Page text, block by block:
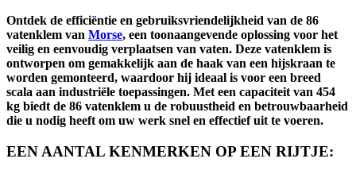
Ontdek de efficiëntie en gebruiksvriendelijkheid van de 86
vatenklem van Morse, een toonaangevende oplossing voor het
veilig en eenvoudig verplaatsen van vaten. Deze vatenklem is
ontworpen om gemakkelijk aan de haak van een hijskraan te
worden gemonteerd, waardoor hij ideaal is voor een breed
scala aan industriële toepassingen. Met een capaciteit van 454
kg biedt de 86 vatenklem u de robuustheid en betrouwbaarheid
die u nodig heeft om uw werk snel en effectief uit te voeren.
EEN AANTAL KENMERKEN OP EEN RIJTJE: